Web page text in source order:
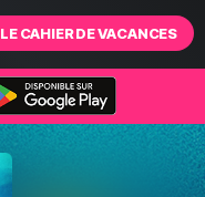
LE CAHIER DE VACANCES